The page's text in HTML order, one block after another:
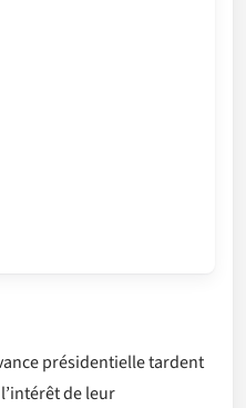
présidentielle tardent
de leur